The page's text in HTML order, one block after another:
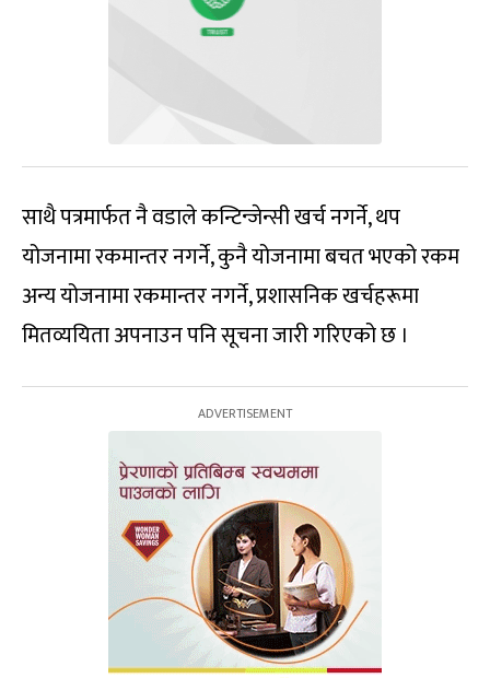
साथै पत्रमार्फत नै वडाले कन्टिन्जेन्सी खर्च नगर्ने, थप
योजनामा रकमान्तर नगर्ने, कुनै योजनामा बचत भएको रकम
अन्य योजनामा रकमान्तर नगर्ने, प्रशासनिक खर्चहरूमा
मितव्ययिता अपनाउन पनि सूचना जारी गरिएको छ ।